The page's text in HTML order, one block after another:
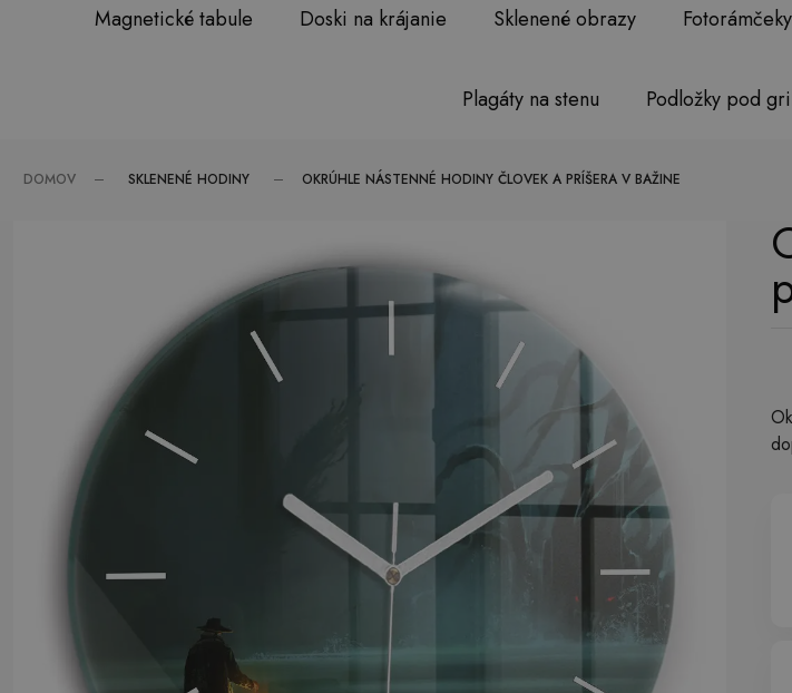
Magnetické tabule Doski na krájanie Sklenené obrazy Fotorámčeky
Plagáty na stenu Podložky pod
DOMOV SKLENENÉ HODINY OKRÚHLE NÁSTENNÉ HODINY ČLOVEK A PRÍŠERA V BAŽINE